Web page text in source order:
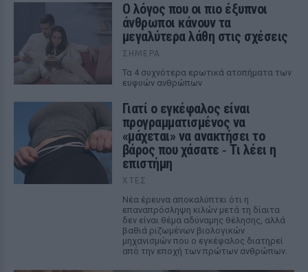
Ο λόγος που οι πιο έξυπνοι
άνθρωποι κάνουν τα
μεγαλύτερα λάθη στις σχέσεις
ΣΉΜΕΡΑ
Τα 4 συχνότερα ερωτικά ατοπήματα των
ευφυών ανθρώπων
Γιατί ο εγκέφαλος είναι
προγραμματισμένος να
«μάχεται» να ανακτήσει το
βάρος που χάσατε ‑ Τι λέει η
επιστήμη
ΧΤΕΣ
Νέα έρευνα αποκαλύπτει ότι η
επαναπρόσληψη κιλών μετά τη δίαιτα
δεν είναι θέμα αδύναμης θέλησης, αλλά
βαθιά ριζωμένων βιολογικών
μηχανισμών που ο εγκέφαλος διατηρεί
από την εποχή των πρώτων ανθρώπων.